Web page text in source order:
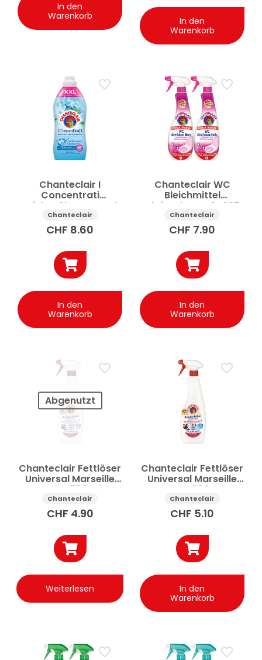
In den
Warenkorb
In den
Warenkorb
Chanteclair I
Concentrati
Weichspüler Meersalz
und Lotusblüte 1.8 l
Chanteclair
CHF 8.60
In den
Warenkorb
Chanteclair WC
Bleichmittel
Aktivschaum 2×625
ml
Chanteclair
CHF 7.90
In den
Warenkorb
Abgenutzt
Chanteclair Fettlöser
Universal Marseille
Spray 750 ml
Chanteclair
CHF 4.90
Weiterlesen
Chanteclair Fettlöser
Universal Marseille
Spray 800 ml
Chanteclair
CHF 5.10
In den
Warenkorb